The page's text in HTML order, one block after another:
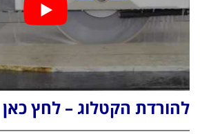
להורדת הקטלוג – לחץ כאן